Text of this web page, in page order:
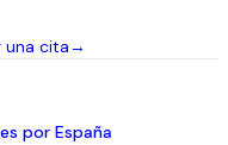
una cita→
por España